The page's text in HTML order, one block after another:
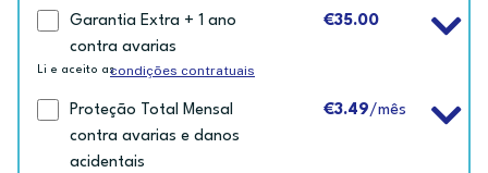
Garantia Extra + 1 ano
contra avarias
€35.00
Li e aceito ascondições contratuais
Proteção Total Mensal
contra avarias e danos
acidentais
€3.49/mês